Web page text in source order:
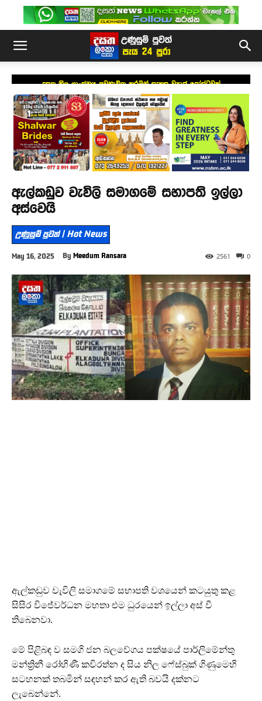
දසත නිල ලාංඡනය අවභාවිත කරමින් සැකසූ ව්‍යාජ පෝස්ටුවක්
ඇල්කඩුව වැවිලි සමාගමේ සභාපති ඉල්ලා
අස්වෙයි
උණුසුම් පුවත් | Hot News
May 16, 2025 By Meedum Ransara 0
2561
ඇල්කඩුව වැවිලි සමාගමේ සභාපති වශයෙන් කටයුතු කළ
සිසිර විජේවර්ධන මහතා එම ධුරයෙන් ඉල්ලා අස් වී
තිබෙනවා.
මේ පිළිබඳ ව සමගි ජන බලවේගය පක්ෂයේ පාර්ලිමේන්තු
මන්ත්‍රිනී රෝහිණී කවිරත්න ද සිය නිල ෆේස්බුක් ගිණුමෙහි
සටහනක් තබමින් සඳහන් කර ඇති බවයි දක්නට
ලැබෙන්නේ.